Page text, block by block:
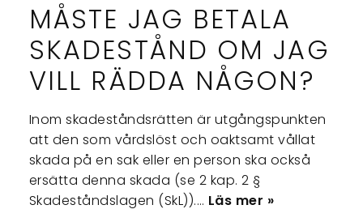
MÅSTE JAG BETALA
SKADESTÅND OM JAG
VILL RÄDDA NÅGON?
Inom skadeståndsrätten är utgångspunkten
att den som vårdslöst och oaktsamt vållat
skada på en sak eller en person ska också
ersätta denna skada (se 2 kap. 2 §
Skadeståndslagen (SkL)).… Läs mer »